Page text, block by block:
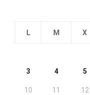
L M X
3 4 5
10 11 12